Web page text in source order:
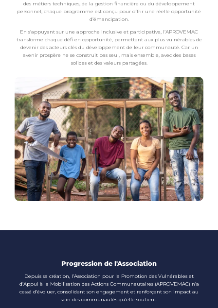
des métiers techniques, de la gestion financière ou du développement
personnel, chaque programme est conçu pour offrir une réelle opportunité
d’émancipation.
En s’appuyant sur une approche inclusive et participative, l’APROVEMAC
transforme chaque défi en opportunité, permettant aux plus vulnérables de
devenir des acteurs clés du développement de leur communauté. Car un
avenir prospère ne se construit pas seul, mais ensemble, avec des bases
solides et des valeurs partagées.
Progression de l'Association
Depuis sa création, l’Association pour la Promotion des Vulnérables et
d’Appui à la Mobilisation des Actions Communautaires (APROVEMAC) n’a
cessé d’évoluer, consolidant son engagement et renforçant son impact au
sein des communautés qu’elle soutient.